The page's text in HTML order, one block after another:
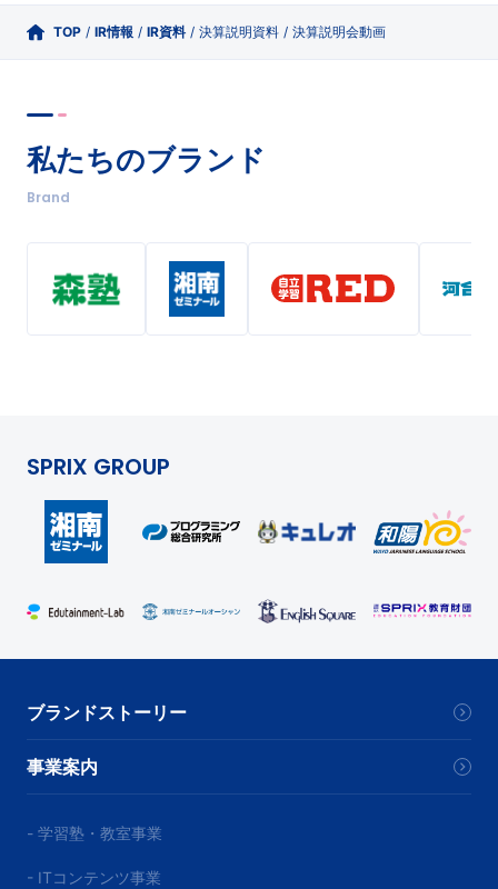
TOP / IR情報 / IR資料 / 決算説明資料 / 決算説明会動画
私たちのブランド
Brand
SPRIX GROUP
ブランドストーリー
事業案内
- 学習塾・教室事業
- ITコンテンツ事業